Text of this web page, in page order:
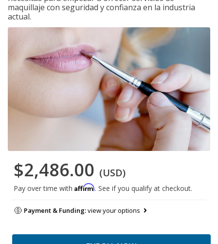
maquillaje con seguridad y confianza en la industria
actual.
$2,486.00 (USD)
Pay over time with Affirm. See if you qualify at checkout.
Payment & Funding:view your options